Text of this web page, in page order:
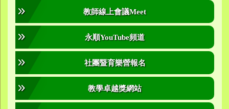
教師線上會議Meet
永順YouTube頻道
社團暨育樂營報名
教學卓越獎網站